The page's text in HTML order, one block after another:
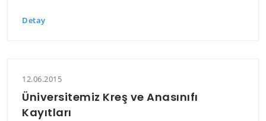
Detay
12.06.2015
Üniversitemiz Kreş ve Anasınıfı
Kayıtları